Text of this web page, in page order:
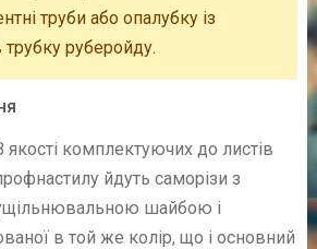
труби або опалубку із
трубку руберойду.
якості комплектуючих до листів
йдуть саморізи з
шайбою і
в той же колір, що і основний